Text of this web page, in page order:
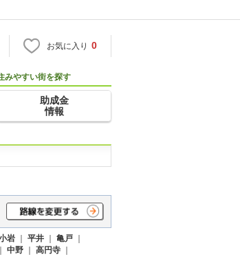
お気に入り 0
みやすい街を探す
助成金
情報
岩 ｜ 平井 ｜ 亀戸 ｜
中野 ｜ 高円寺 ｜